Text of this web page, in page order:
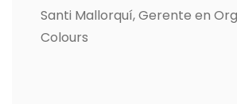
Santi Mallorquí, Gerente en
Colours